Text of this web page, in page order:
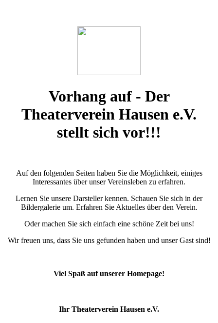
Vorhang auf - Der
Theaterverein Hausen e.V.
stellt sich vor!!!
Auf den folgenden Seiten haben Sie die Möglichkeit, einiges
Interessantes über unser Vereinsleben zu erfahren.
Lernen Sie unsere Darsteller kennen. Schauen Sie sich in der
Bildergalerie um. Erfahren Sie Aktuelles über den Verein.
Oder machen Sie sich einfach eine schöne Zeit bei uns!
Wir freuen uns, dass Sie uns gefunden haben und unser Gast sind!
Viel Spaß auf unserer Homepage!
Ihr Theaterverein Hausen e.V.